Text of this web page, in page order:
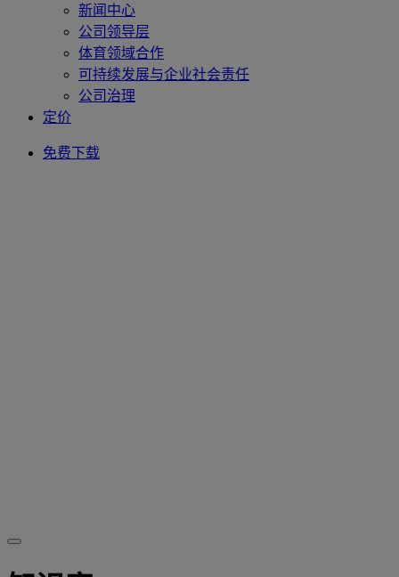
新闻中心
公司领导层
体育领域合作
可持续发展与企业社会责任
公司治理
定价
免费下载